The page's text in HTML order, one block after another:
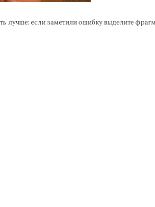
лучше: если заметили ошибку выделите